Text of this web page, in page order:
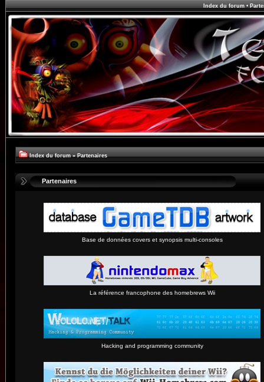
Index du forum•
Index du forum » Partenaires
Partenaires
Base de données covers et synopsis multi-consoles
La référence francophone des homebrews Wii
Hacking and programming community